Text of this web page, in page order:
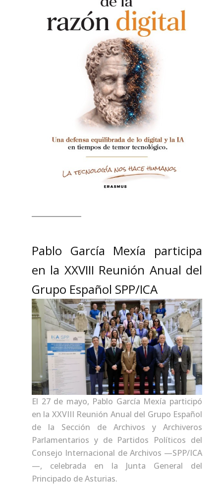
Pablo García Mexía participa
en la XXVIII Reunión Anual del
Grupo Español SPP/ICA
El 27 de mayo, Pablo García Mexía participó
en la XXVIII Reunión Anual del Grupo Español
de la Sección de Archivos y Archiveros
Parlamentarios y de Partidos Políticos del
Consejo Internacional de Archivos —SPP/ICA
—, celebrada en la Junta General del
Principado de Asturias.